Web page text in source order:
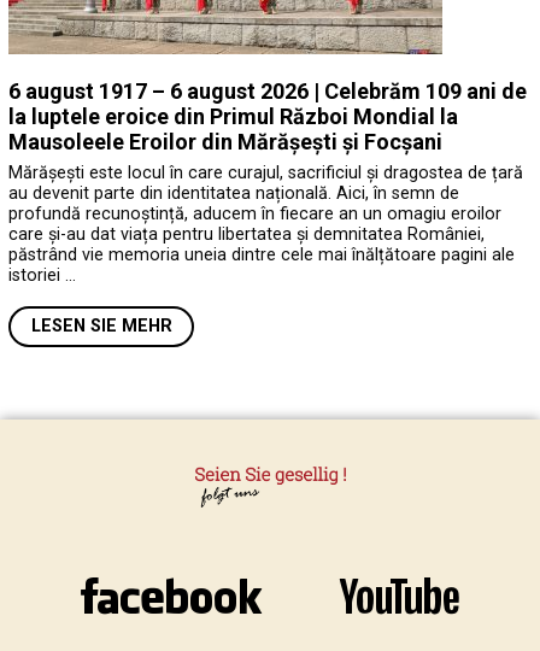
6 august 1917 – 6 august 2026 | Celebrăm 109 ani de
la luptele eroice din Primul Război Mondial la
Mausoleele Eroilor din Mărășești și Focșani
Mărășești este locul în care curajul, sacrificiul și dragostea de țară
au devenit parte din identitatea națională. Aici, în semn de
profundă recunoștință, aducem în fiecare an un omagiu eroilor
care și-au dat viața pentru libertatea și demnitatea României,
păstrând vie memoria uneia dintre cele mai înălțătoare pagini ale
istoriei …
LESEN SIE MEHR